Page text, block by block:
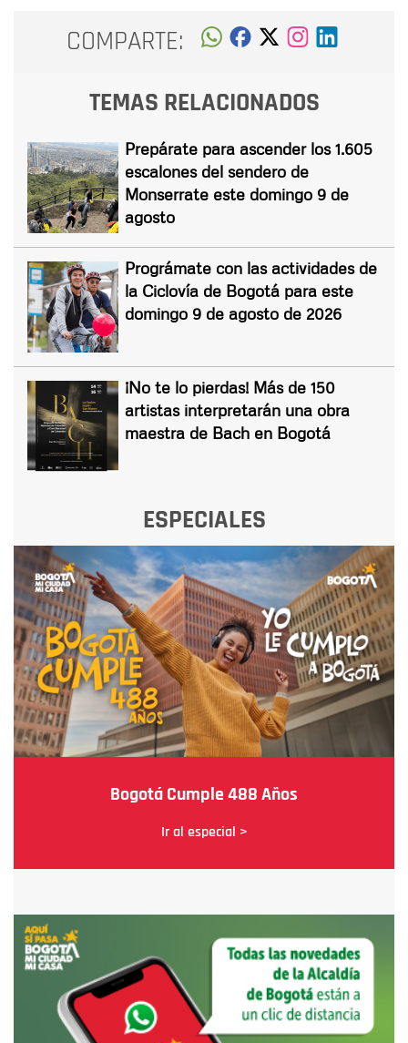
COMPARTE:
TEMAS RELACIONADOS
Prepárate para ascender los 1.605
escalones del sendero de
Monserrate este domingo 9 de
agosto
Prográmate con las actividades de
la Ciclovía de Bogotá para este
domingo 9 de agosto de 2026
¡No te lo pierdas! Más de 150
artistas interpretarán una obra
maestra de Bach en Bogotá
ESPECIALES
Bogotá Cumple 488 Años
Ir al especial >